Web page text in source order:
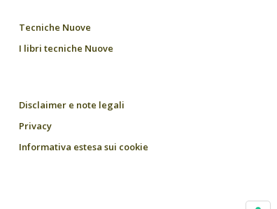
Tecniche Nuove
I libri tecniche Nuove
Disclaimer e note legali
Privacy
Informativa estesa sui cookie